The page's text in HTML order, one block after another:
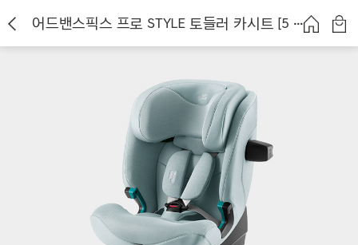
어드밴스픽스 프로 STYLE 토들러 카시트 [5 colors]